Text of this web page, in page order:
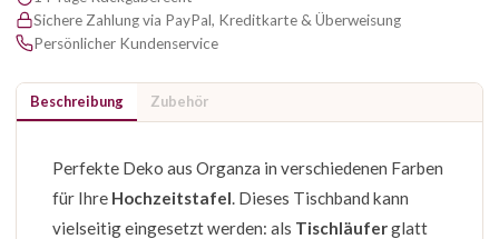
Sichere Zahlung via PayPal, Kreditkarte & Überweisung
Persönlicher Kundenservice
Beschreibung Zubehör
Perfekte Deko aus Organza in verschiedenen Farben
für Ihre Hochzeitstafel . Dieses Tischband kann
vielseitig eingesetzt werden: als Tischläuferglatt